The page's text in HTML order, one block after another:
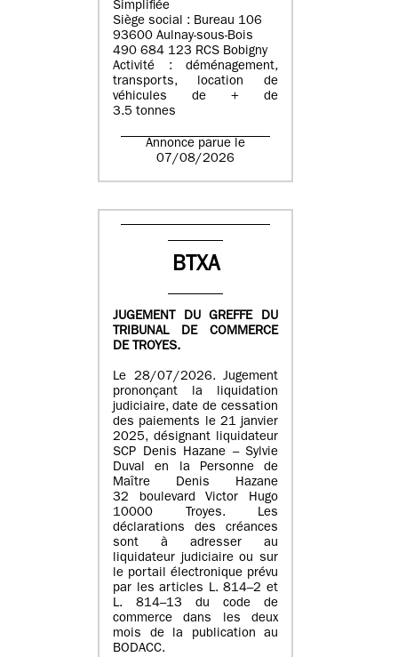
Simplifiée
Siège social : Bureau 106
93600 Aulnay-sous-Bois
490 684 123 RCS Bobigny
Activité : déménagement,
transports, location de
véhicules de + de
3.5 tonnes
Annonce parue le
07/08/2026
BTXA
JUGEMENT DU GREFFE DU
TRIBUNAL DE COMMERCE
DE TROYES.
Le 28/07/2026. Jugement
prononçant la liquidation
judiciaire, date de cessation
des paiements le 21 janvier
2025, désignant liquidateur
SCP Denis Hazane – Sylvie
Duval en la Personne de
Maître Denis Hazane
32 boulevard Victor Hugo
10000 Troyes. Les
déclarations des créances
sont à adresser au
liquidateur judiciaire ou sur
le portail électronique prévu
par les articles L. 814–2 et
L. 814–13 du code de
commerce dans les deux
mois de la publication au
BODACC.